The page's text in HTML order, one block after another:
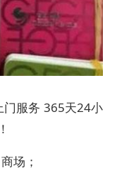
门服务 365天24小
场；